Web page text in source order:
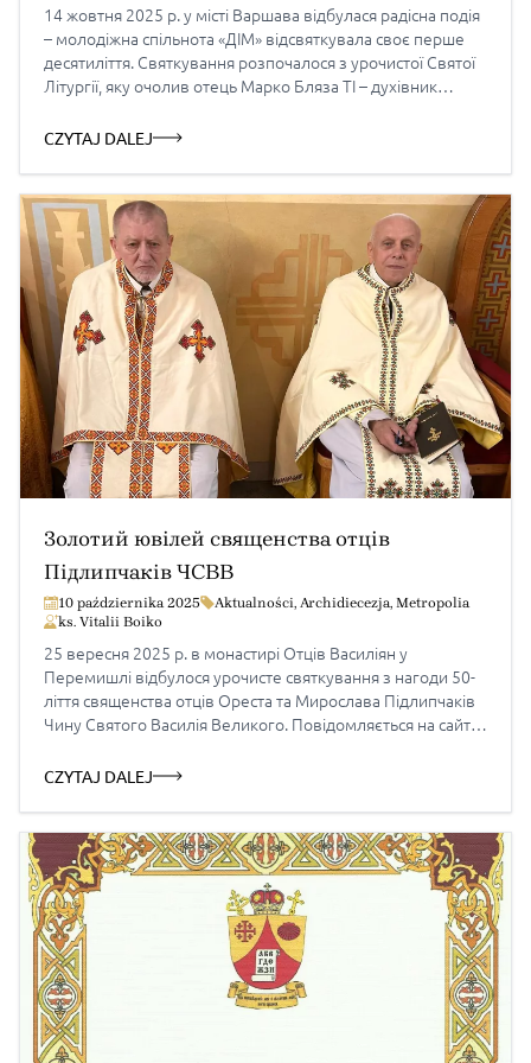
14 жовтня 2025 р. у місті Варшава відбулася радісна подія
– молодіжна спільнота «ДІМ» відсвяткувала своє перше
десятиліття. Святкування розпочалося з урочистої Святої
Літургії, яку очолив отець Марко Бляза ТІ – духівник
сповнений чутливих моментів та великої вдячності за всі
CZYTAJ DALEJ
Золотий ювілей священства отців
Підлипчаків ЧСВВ
10 października 2025 Aktualności, Archidiecezja, Metropolia
ks. Vitalii Boiko
25 вересня 2025 р. в монастирі Отців Василіян у
Перемишлі відбулося урочисте святкування з нагоди 50-
ліття священства отців Ореста та Мирослава Підлипчаків
Чину Святого Василія Великого. Повідомляється на сайті
Божественну Літургію очолив єпископ-емерит – владика
протоігумен Свято-Покровської Провінції ЧСВВ у Польщі;
[…]
CZYTAJ DALEJ